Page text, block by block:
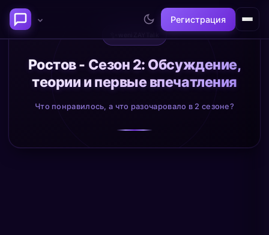
Регистрация
Последние темы
Философия сознания:
где граница между "я" и
Нейронаука и
реальность
Ростов - Сезон 2: Обсуждение,
теории и первые впечатления
Что понравилось, а что разочаровало в 2 сезоне?